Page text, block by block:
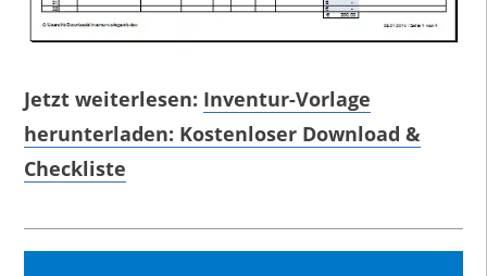
Jetzt weiterlesen: Inventur-Vorlage
herunterladen: Kostenloser Download &
Checkliste